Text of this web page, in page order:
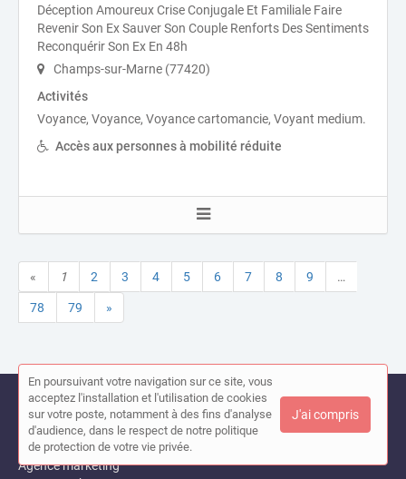
Déception Amoureux Crise Conjugale Et Familiale Faire
Revenir Son Ex Sauver Son Couple Renforts Des Sentiments
Reconquérir Son Ex En 48h
Champs-sur-Marne (77420)
Activités
Voyance, Voyance, Voyance cartomancie, Voyant medium.
Accès aux personnes à mobilité réduite
« 1 2 3 4 5 6 7 8 9 …
78 79 »
Recherche par activité principale
Toutes les activités
Agence de communication
Agence marketing
En poursuivant votre navigation sur ce site, vous
acceptez l'installation et l'utilisation de cookies
sur votre poste, notamment à des fins d'analyse
d'audience, dans le respect de notre politique
de protection de votre vie privée.
J'ai compris